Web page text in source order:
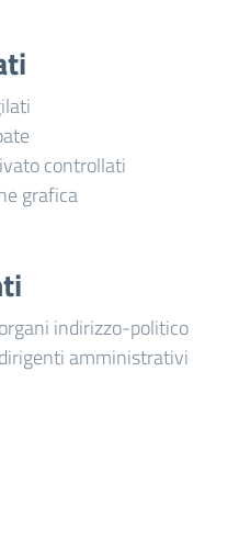
controllati
grafica
indirizzo-politico
amministrativi